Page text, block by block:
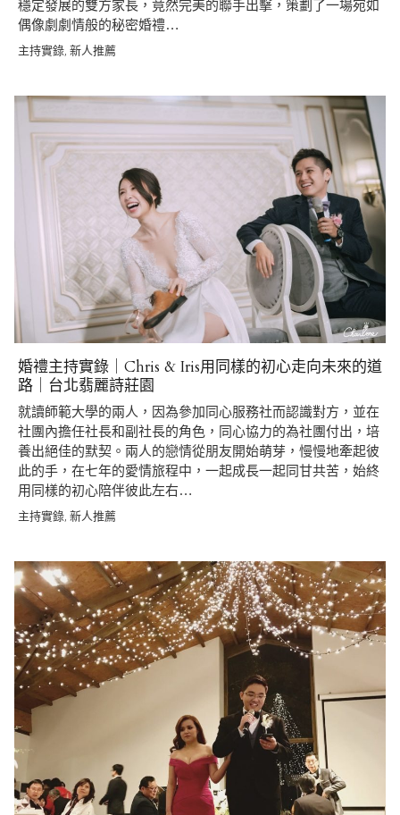
穩定發展的雙方家長，竟然完美的聯手出擊，策劃了一場宛如
偶像劇劇情般的秘密婚禮…
主持實錄 新人推薦
婚禮主持實錄｜Chris & Iris用同樣的初心走向未來的道
路｜台北翡麗詩莊園
就讀師範大學的兩人，因為參加同心服務社而認識對方，並在
社團內擔任社長和副社長的角色，同心協力的為社團付出，培
養出絕佳的默契。兩人的戀情從朋友開始萌芽，慢慢地牽起彼
此的手，在七年的愛情旅程中，一起成長一起同甘共苦，始終
用同樣的初心陪伴彼此左右…
主持實錄 新人推薦